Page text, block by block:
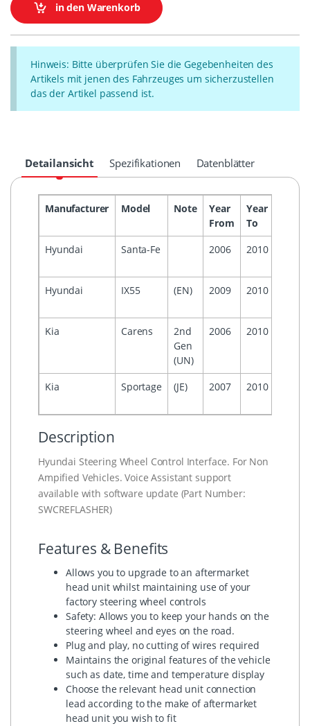
in den Warenkorb
Hinweis: Bitte überprüfen Sie die Gegebenheiten des
Artikels mit jenen des Fahrzeuges um sicherzustellen
das der Artikel passend ist.
Detailansicht Spezifikationen Datenblätter
Manufacturer Model Note
Year
From
Year
To
Hyundai Santa-Fe 2006 2010
Hyundai
IX55 (EN) 2009 2010
Kia
Carens
2nd
Gen
(UN)
2006 2010
Kia Sportage (JE) 2007 2010
Description
Hyundai Steering Wheel Control Interface. For Non
Ampified Vehicles. Voice Assistant support
available with software update (Part Number:
SWCREFLASHER)
Features & Benefits
Allows you to upgrade to an aftermarket
head unit whilst maintaining use of your
factory steering wheel controls
Safety: Allows you to keep your hands on the
steering wheel and eyes on the road.
Plug and play, no cutting of wires required
Maintains the original features of the vehicle
such as date, time and temperature display
Choose the relevant head unit connection
lead according to the make of aftermarket
head unit you wish to fit